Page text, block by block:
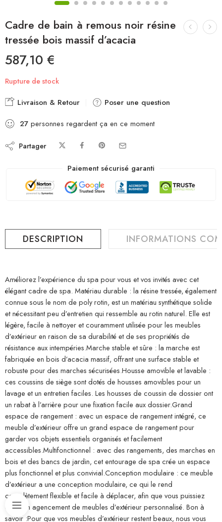
Cadre de bain à remous noir résine
tressée bois massif d’acacia
587,10 €
Rupture de stock
Livraison & Retour
Poser une question
27 personnes regardent ça en ce moment
Partager
Paiement sécurisé garanti
DESCRIPTION INFORMATIONS
Améliorez l’expérience du spa pour vous et vos invités avec cet
élégant cadre de spa. Matériau durable : la résine tressée, également
connue sous le nom de poly rotin, est un matériau synthétique solide
et nécessitant peu d’entretien qui ressemble au rotin naturel. Elle est
légère, facile à nettoyer et couramment utilisée pour les meubles
d’extérieur en raison de sa durabilité et de ses propriétés de
résistance aux intempéries.Marche stable et sûre : la marche est
fabriquée en bois d’acacia massif, offrant une surface stable et
robuste pour des marches sécurisées.Housse amovible et lavable :
ces coussins de siège sont dotés de housses amovibles pour un
lavage et un entretien faciles. Les housses de coussin de dossier ont
un rabat à l’arrière pour une fixation facile aux dossier.Grand
espace de rangement : avec un espace de rangement intégré, ce
meuble d’extérieur offre un grand espace de rangement pour
garder vos objets essentiels organisés et facilement
accessibles.Multifonctionnel : avec des rangements, des marches en
bois et des bancs de jardin, cet entourage de spa crée un espace
plus fonctionnel et plus convivial.Conception modulaire : ce meuble
d’extérieur a une conception modulaire, ce qui le rend
complètement flexible et facile à déplacer, afin que vous puissiez
créer un agencement de meubles d’extérieur personnalisé. Bon à
savoir :Pour que vos meubles d’extérieur restent beaux, nous vous